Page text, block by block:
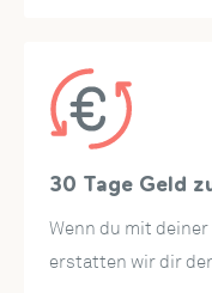
30 Tage Geld
Wenn du mit
erstatten wir dir